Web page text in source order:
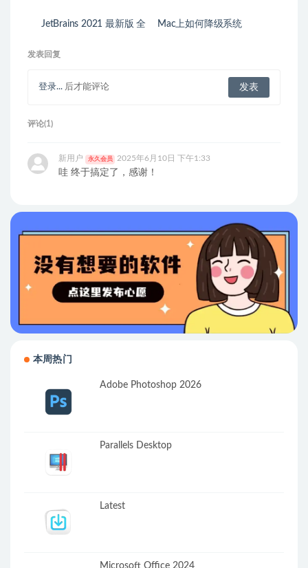
JetBrains 2021 最新版 全
Mac上如何降级系统
发表回复
登录... 后才能评论
评论(1)
新用户 永久会员 2025年6月10日 下午1:33
哇 终于搞定了，感谢！
本周热门
Adobe Photoshop 2026
Parallels Desktop
Latest